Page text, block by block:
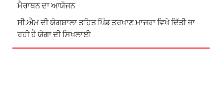
ਮੈਰਾਥਨ ਦਾ ਆਯੋਜਨ
ਸੀ.ਐਮ ਦੀ ਯੋਗਸ਼ਾਲਾ ਤਹਿਤ ਪਿੰਡ ਤਰਖਾਣ ਮਾਜਰਾ ਵਿਖੇ ਦਿੱਤੀ ਜਾ
ਰਹੀ ਹੈ ਯੋਗਾ ਦੀ ਸਿਖਲਾਈ